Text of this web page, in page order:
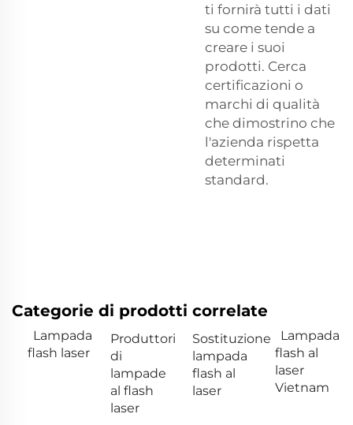
ti fornirà tutti i dati
su come tende a
creare i suoi
prodotti. Cerca
certificazioni o
marchi di qualità
che dimostrino che
l'azienda rispetta
determinati
standard.
Categorie di prodotti correlate
Lampada
flash laser
Produttori
di
lampade
al flash
laser
Sostituzione
lampada
flash al
laser
Lampada
flash al
laser
Vietnam